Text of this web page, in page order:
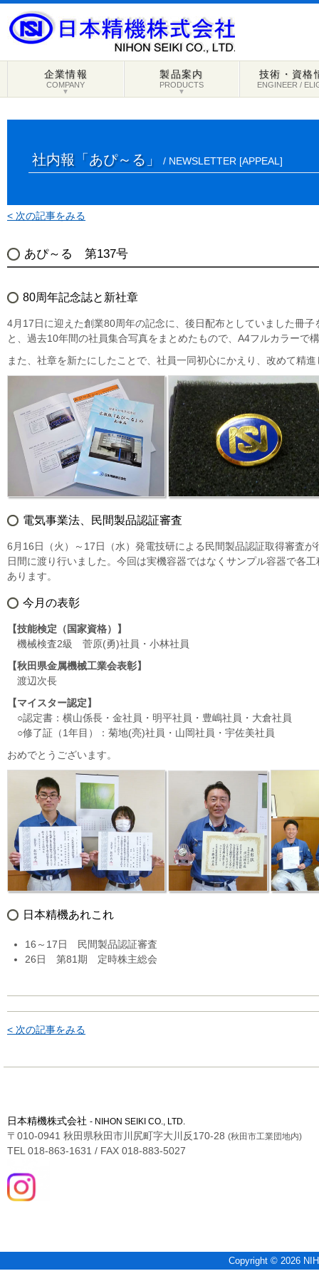
▼
企業情報
COMPANY
▼
製品案内
PRODUCTS
技術・資格
ENGINEER /
社内報「あぴ～る」 / NEWSLETTER [APPEAL]
< 次の記事をみる
あぴ～る 第137号
80周年記念誌と新社章
4月17日に迎えた創業80周年の記念に、後日配布としていました冊
と、過去10年間の社員集合写真をまとめたもので、A4フルカラーで
また、社章を新たにしたことで、社員一同初心にかえり、改めて精
電気事業法、民間製品認証審査
6月16日（火）～17日（水）発電技研による民間製品認証取得審査
日間に渡り行いました。今回は実機容器ではなくサンプル容器で各
あります。
今月の表彰
【技能検定（国家資格）】
機械検査2級 菅原(勇)社員・小林社員
【秋田県金属機械工業会表彰】
渡辺次長
【マイスター認定】
○認定書：横山係長・金社員・明平社員・豊嶋社員・大倉社員
○修了証（1年目）：菊地(亮)社員・山岡社員・宇佐美社員
おめでとうございます。
日本精機あれこれ
16～17日 民間製品認証審査
26日 第81期 定時株主総会
< 次の記事をみる
日本精機株式会社 - NIHON SEIKI CO., LTD.
〒010-0941 秋田県秋田市川尻町字大川反170-28 (秋田市工業団地内)
TEL 018-863-1631 / FAX 018-883-5027
Copyright © 2026